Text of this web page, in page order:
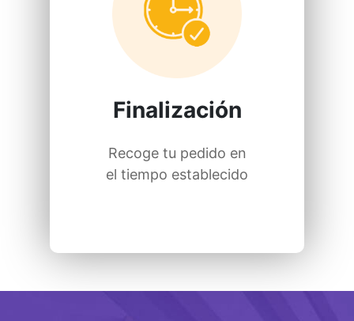
Finalización
Recoge tu pedido en
el tiempo establecido